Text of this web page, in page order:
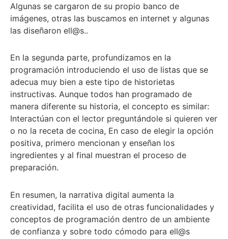
Algunas se cargaron de su propio banco de
imágenes, otras las buscamos en internet y algunas
las diseñaron ell@s..
En la segunda parte, profundizamos en la
programación introduciendo el uso de listas que se
adecua muy bien a este tipo de historietas
instructivas. Aunque todos han programado de
manera diferente su historia, el concepto es similar:
Interactúan con el lector preguntándole si quieren ver
o no la receta de cocina, En caso de elegir la opción
positiva, primero mencionan y enseñan los
ingredientes y al final muestran el proceso de
preparación.
En resumen, la narrativa digital aumenta la
creatividad, facilita el uso de otras funcionalidades y
conceptos de programación dentro de un ambiente
de confianza y sobre todo cómodo para ell@s